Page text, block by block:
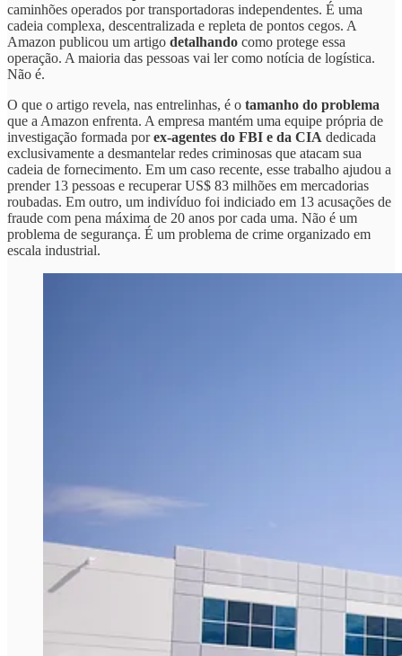
caminhões operados por transportadoras independentes. É uma
cadeia complexa, descentralizada e repleta de pontos cegos. A
Amazon publicou um artigo detalhando como protege essa
operação. A maioria das pessoas vai ler como notícia de logística.
Não é.
O que o artigo revela, nas entrelinhas, é o tamanho do problema
que a Amazon enfrenta. A empresa mantém uma equipe própria de
investigação formada porex-agentes do FBI e da CIA dedicada
exclusivamente a desmantelar redes criminosas que atacam sua
cadeia de fornecimento. Em um caso recente, esse trabalho ajudou a
prender 13 pessoas e recuperar US$ 83 milhões em mercadorias
roubadas. Em outro, um indivíduo foi indiciado em 13 acusações de
fraude com pena máxima de 20 anos por cada uma. Não é um
problema de segurança. É um problema de crime organizado em
escala industrial.